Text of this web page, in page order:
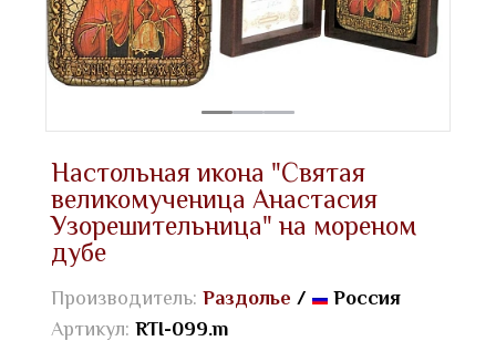
Настольная икона "Святая
великомученица Анастасия
Узорешительница" на мореном
дубе
Производитель: Раздолье /
Россия
Артикул: RTI-099.m